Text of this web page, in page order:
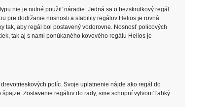
nie je nutné použiť náradie. Jedná sa o bezskrutkový regál.
pre dodržanie nosnosti a stability regálov Helios je rovná
tak, aby regál bol postavený vodorovne. Nosnosť policových
tak aj s nami ponúkaného kovového regálu Helios je
políc. Svoje uplatnenie nájde ako regál do
Zostavenie regálov do rady, sme schopní vytvoriť ľahký